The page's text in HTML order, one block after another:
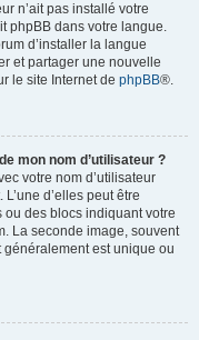
n’ait pas installé votre
phpBB dans votre langue.
d’installer la langue
et partager une nouvelle
le site Internet de phpBB®.
mon nom d’utilisateur ?
votre nom d’utilisateur
d’elles peut être
des blocs indiquant votre
La seconde image, souvent
généralement est unique ou